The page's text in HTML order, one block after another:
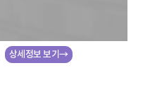
상세정보 보기→